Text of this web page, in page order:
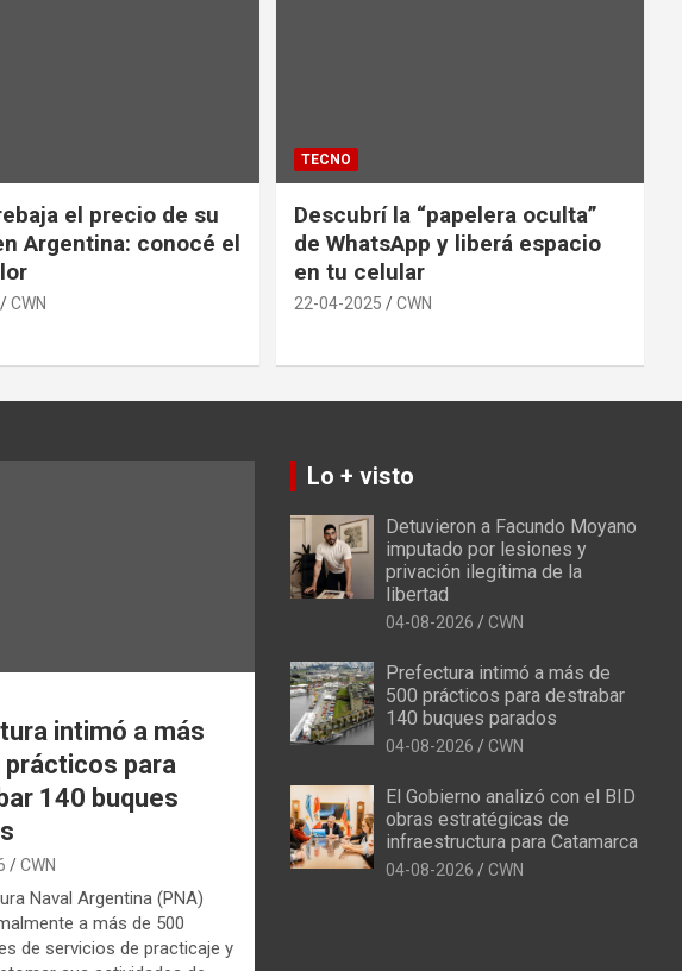
el precio de su
Argentina: conocé el
CWN
TECNO
Descubrí la “papelera oculta”
de WhatsApp y liberá espacio
en tu celular
22-04-2025 CWN
intimó a más
prácticos para
140 buques
CWN
Naval Argentina (PNA)
a más de 500
de servicios de practicaje y
Lo + visto
Detuvieron a Facundo Moyano
imputado por lesiones y
privación ilegítima de la
libertad
04-08-2026 CWN
Prefectura intimó a más de
500 prácticos para destrabar
140 buques parados
04-08-2026 CWN
El Gobierno analizó con el BID
obras estratégicas de
infraestructura para Catamarca
04-08-2026 CWN